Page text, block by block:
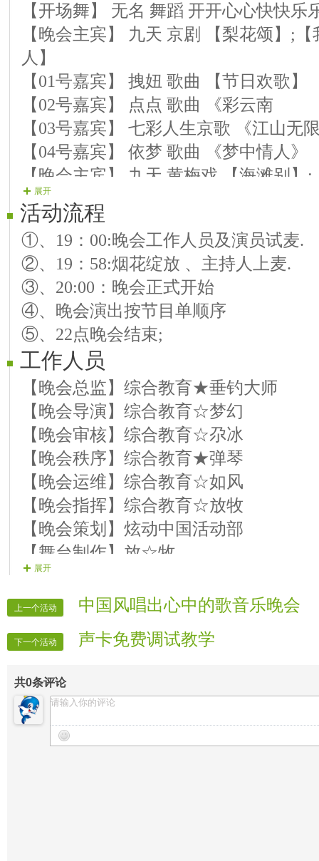
【开场舞】 无名 舞蹈 开开心心快快乐
【晚会主宾】 九天 京剧 【梨花颂】;
人】
【01号嘉宾】 拽妞 歌曲 【节日欢歌】
【02号嘉宾】 点点 歌曲 《彩云南
【03号嘉宾】 七彩人生京歌 《江山无
【04号嘉宾】 依梦 歌曲 《梦中情人》
【晚会主宾】 九天 黄梅戏 【海滩别】
【05号嘉宾】 踏雪 配乐朗诵 《老腔》
【06号嘉宾】 爱葫 葫芦丝 《青藏女孩
【07号嘉宾】 莺歌 歌曲 下马酒之歌
【08号嘉宾】 彩虹雨 歌曲 《永远是朋
【晚会主宾】 九天 越剧 【新房之中冷
【09号嘉宾】 燕妮 电吹管 《秋恋》
【10号嘉宾】 米莱 歌曲 一生回味一面
【11号嘉宾】 格桑花 葫芦丝 我的根在
【12号嘉宾】 皈依 歌曲 我的祝福记得
【晚会主宾】 九天 歌曲 【女人花】;
【结束舞】 无名 舞蹈 越来越好
展开
活动流程
①、19：00:晚会工作人员及演员试麦.
②、19：58:烟花绽放 、主持人上麦.
③、20:00：晚会正式开始
④、晚会演出按节目单顺序
⑤、22点晚会结束;
工作人员
【晚会总监】综合教育★垂钓大师
【晚会导演】综合教育☆梦幻
【晚会审核】综合教育☆尕冰
【晚会秩序】综合教育★弹琴
【晚会运维】综合教育☆如风
【晚会指挥】综合教育☆放牧
【晚会策划】炫动中国活动部
【舞台制作】放☆牧
【晚会主持】皈☆依；
【晚会片花①】美丽的心情
【晚会片花②】网☆豆
【晚会片花③】石头剪刀布
【晚会广播】天★涯
【晚会麦序】相依
【晚会递麦】放牧
展开
上一个活动 中国风唱出心中的歌音乐晚会
下一个活动 声卡免费调试教学
共0条评论